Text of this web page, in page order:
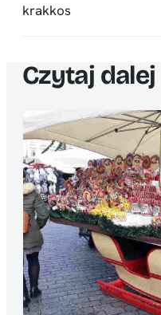
krakkos
Czytaj dalej